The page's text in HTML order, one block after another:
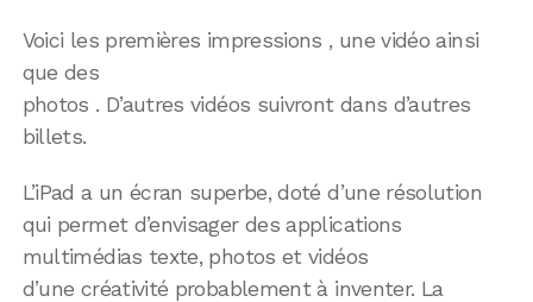
Voici les premières impressions , une vidéo ainsi
que des
photos . D’autres vidéos suivront dans d’autres
billets.
L’iPad a un écran superbe, doté d’une résolution
qui permet d’envisager des applications
multimédias texte, photos et vidéos
d’une créativité probablement à inventer. La